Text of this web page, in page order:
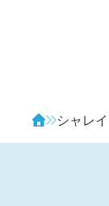
シャレ